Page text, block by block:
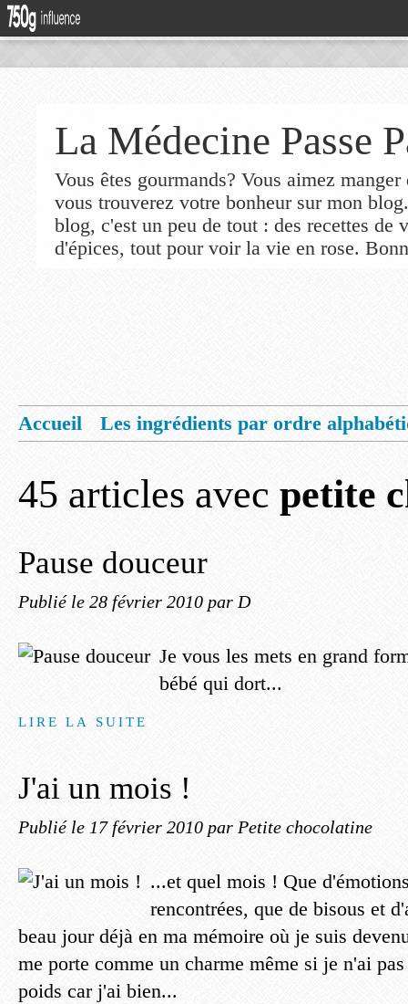
La Médecine Passe
Vous êtes gourmands? Vous aimez
vous trouverez votre bonheur sur mon
blog, c'est un peu de tout : des recettes de
d'épices, tout pour voir la vie en rose.
Accueil
Les ingrédients par ordre
45 articles avec petite
Pause douceur
Publié le 28 février 2010 par D
Je vous les mets en grand
bébé qui dort...
LIRE LA SUITE
J'ai un mois !
Publié le 17 février 2010 par Petite chocolatine
...et quel mois ! Que
rencontrées, que de bisous et
beau jour déjà en ma mémoire où je suis
me porte comme un charme même si je n'ai
poids car j'ai bien...